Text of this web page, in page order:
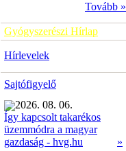
Tovább »
Gyógyszerészi Hírlap
Hírlevelek
Sajtófigyelő
2026. 08. 06.
Így kapcsolt takarékos
üzemmódra a magyar
gazdaság - hvg.hu
»